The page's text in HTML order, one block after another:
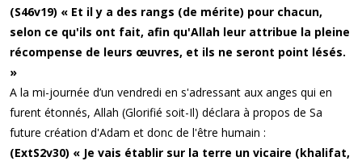
(S46v19) « Et il y a des rangs (de mérite) pour chacun,
selon ce qu'ils ont fait, afin qu'Allah leur attribue la pleine
récompense de leurs œuvres, et ils ne seront point lésés.
»
A la mi-journée d’un vendredi en s'adressant aux anges qui en
furent étonnés, Allah (Glorifié soit-Il) déclara à propos de Sa
future création d'Adam et donc de l'être humain :
(ExtS2v30) « Je vais établir sur la terre un vicaire (khalifat,